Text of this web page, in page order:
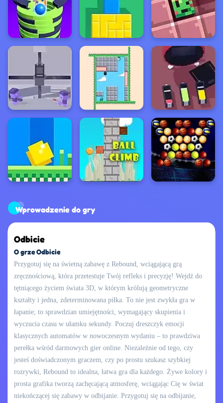
Wprowadzenie do gry
Odbicie
O grze Odbicie
Przygotuj się na świetną zabawę z Rebound, wciągającą grą
zręcznościową, która przetestuje Twój refleks i precyzję! Wejdź do
tętniącego życiem świata 3D, w którym królują geometryczne
kształty i jedna, zdeterminowana piłka. To nie jest zwykła gra w
łapanie; to sprawdzian umiejętności, wymagający skupienia i
wyczucia czasu w ułamku sekundy. Poczuj dreszczyk emocji
klasycznych automatów w nowoczesnym wydaniu – to prawdziwa
perełka wśród darmowych gier online. Niezależnie od tego, czy
jesteś doświadczonym graczem, czy po prostu szukasz szybkiej
rozrywki, Rebound to idealna, łatwa gra dla każdego. Żywe kolory i
prosta grafika tworzą zachęcającą atmosferę, wciągając Cię w świat
niekończącej się zabawy w odbijanie. Przygotuj się na odbijanie,